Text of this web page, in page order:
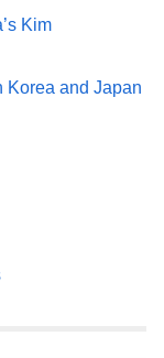
Kim
Korea and Japan